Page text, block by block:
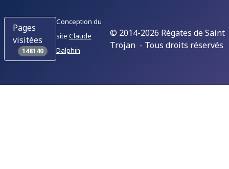
Pages
visitées
148140
Conception du
site Claude
Dalphin
© 2014-2026 Régates de Saint
Trojan - Tous droits réservés